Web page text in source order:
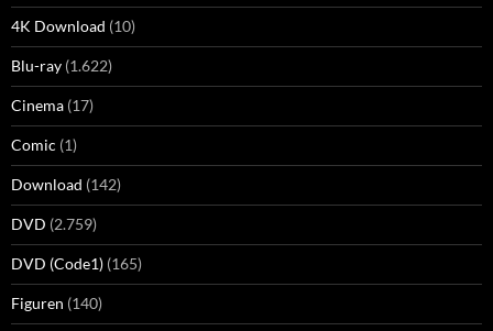
4K Download (10)
Blu-ray (1.622)
Cinema (17)
Comic (1)
Download (142)
DVD (2.759)
DVD (Code1) (165)
Figuren (140)